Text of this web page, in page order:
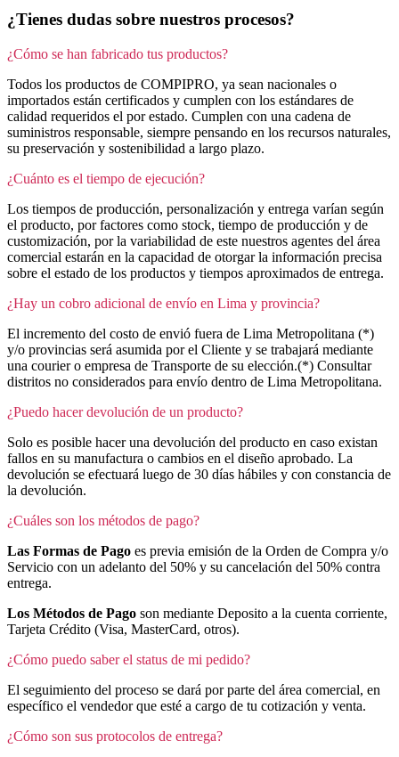
¿Tienes dudas sobre nuestros procesos?
¿Cómo se han fabricado tus productos?
Todos los productos de COMPIPRO, ya sean nacionales o
importados están certificados y cumplen con los estándares de
calidad requeridos el por estado. Cumplen con una cadena de
suministros responsable, siempre pensando en los recursos naturales,
su preservación y sostenibilidad a largo plazo.
¿Cuánto es el tiempo de ejecución?
Los tiempos de producción, personalización y entrega varían según
el producto, por factores como stock, tiempo de producción y de
customización, por la variabilidad de este nuestros agentes del área
comercial estarán en la capacidad de otorgar la información precisa
sobre el estado de los productos y tiempos aproximados de entrega.
¿Hay un cobro adicional de envío en Lima y provincia?
El incremento del costo de envió fuera de Lima Metropolitana (*)
y/o provincias será asumida por el Cliente y se trabajará mediante
una courier o empresa de Transporte de su elección.(*) Consultar
distritos no considerados para envío dentro de Lima Metropolitana.
¿Puedo hacer devolución de un producto?
Solo es posible hacer una devolución del producto en caso existan
fallos en su manufactura o cambios en el diseño aprobado. La
devolución se efectuará luego de 30 días hábiles y con constancia de
la devolución.
¿Cuáles son los métodos de pago?
Las Formas de Pago es previa emisión de la Orden de Compra y/o
Servicio con un adelanto del 50% y su cancelación del 50% contra
entrega.
Los Métodos de Pago son mediante Deposito a la cuenta corriente,
Tarjeta Crédito (Visa, MasterCard, otros).
¿Cómo puedo saber el status de mi pedido?
El seguimiento del proceso se dará por parte del área comercial, en
específico el vendedor que esté a cargo de tu cotización y venta.
¿Cómo son sus protocolos de entrega?